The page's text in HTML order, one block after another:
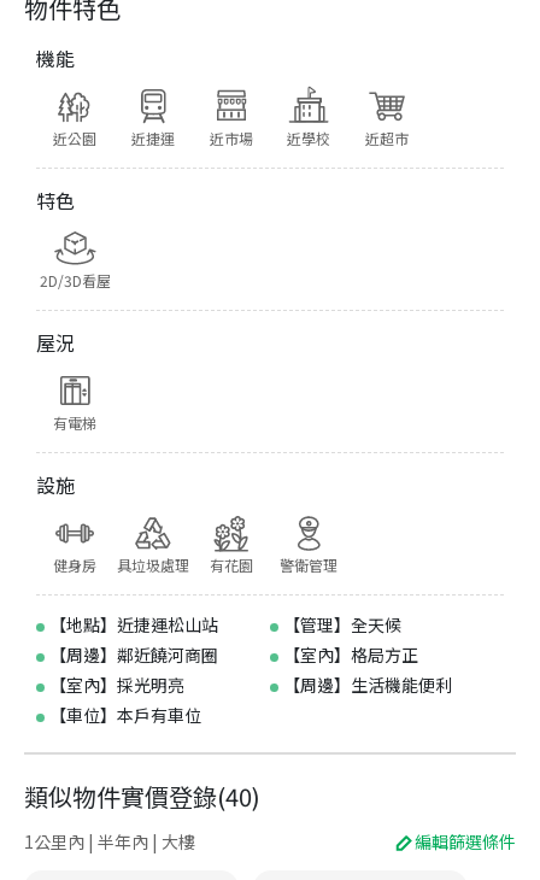
物件特色
機能
近公園 近捷運 近市場 近學校 近超市
特色
2D/3D看屋
屋況
有電梯
設施
健身房 具垃圾處理 有花園 警衛管理
【地點】近捷運松山站
【管理】全天候
【周邊】鄰近饒河商圈
【室內】格局方正
【室內】採光明亮
【周邊】生活機能便利
【車位】本戶有車位
類似物件實價登錄(40)
1公里內 | 半年內 | 大樓 編輯篩選條件